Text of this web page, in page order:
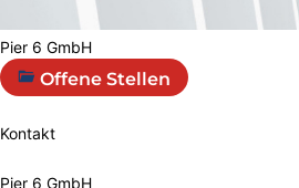
Pier 6 GmbH
Offene Stellen
Kontakt
Pier 6 GmbH